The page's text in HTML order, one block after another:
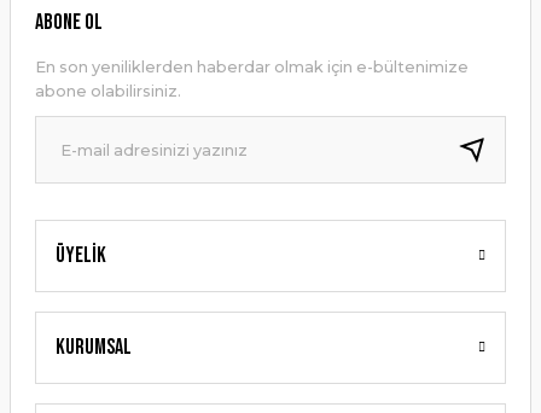
Ürün resmi kalitesiz, bozuk veya görüntülenemiyor.
Ürün bilgilerinde hatalar bulunuyor.
Ürün fiyatı diğer sitelerden daha pahalı.
Bu ürüne benzer farklı alternatifler olmalı.
Gönder
Üyelik
Kurumsal
ABONE OL
En son yeniliklerden haberdar olmak için e-bültenimize
abone olabilirsiniz.